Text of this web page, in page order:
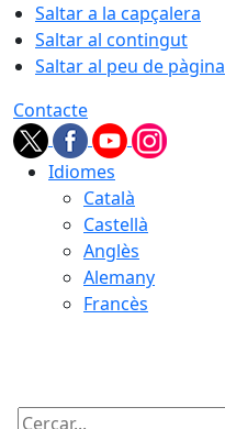
Saltar a la capçalera
Saltar al contingut
Saltar al peu de pàgina
Contacte
Idiomes
Català
Castellà
Anglès
Alemany
Francès